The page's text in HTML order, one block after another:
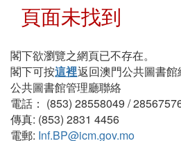
頁面未找到
閣下欲瀏覽之網頁已不存在。
閣下可按這裡返回澳門公共圖書
公共圖書館管理廳聯絡
電話： (853) 28558049 /
傳真: (853) 2831 4456
電郵: Inf.BP@icm.gov.mo